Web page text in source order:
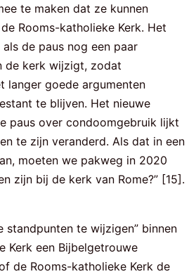
te maken dat ze kunnen
Rooms-katholieke Kerk. Het
de paus nog een paar
de kerk wijzigt, zodat
langer goede argumenten
te blijven. Het nieuwe
paus over condoomgebruik lijkt
te zijn veranderd. Als dat in een
moeten we pakweg in 2020
zijn bij de kerk van Rome?” [15].
standpunten te wijzigen” binnen
Kerk een Bijbelgetrouwe
de Rooms-katholieke Kerk de